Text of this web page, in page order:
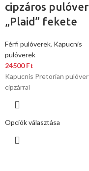
cipzáros pulóver
„Plaid” fekete
Férfi pulóverek, Kapucnis
pulóverek
24500Ft
Kapucnis Pretorian pulóver
cipzárral
Opciók választása